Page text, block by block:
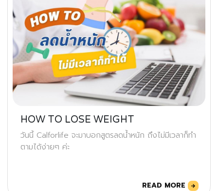
HOW TO LOSE WEIGHT
วันนี้ Calforlife จะมาบอกสูตรลดน้ำหนัก ถึงไม่มีเวลาก็ทำ
ตามได้ง่ายๆ ค่ะ
READ MORE